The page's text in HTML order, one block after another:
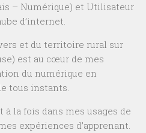
– Numérique) et Utilisateur
d’internet.
et du territoire rural sur
est au cœur de mes
du numérique en
tous instants.
la fois dans mes usages de
expériences d’apprenant.